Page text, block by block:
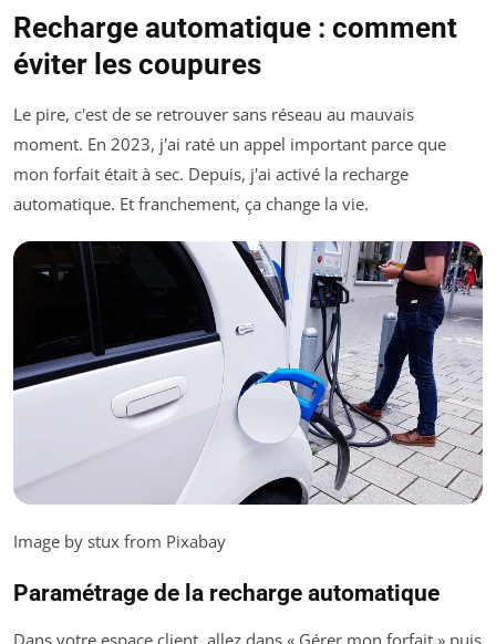
Recharge automatique : comment
éviter les coupures
Le pire, c'est de se retrouver sans réseau au mauvais
moment. En 2023, j'ai raté un appel important parce que
mon forfait était à sec. Depuis, j'ai activé la recharge
automatique. Et franchement, ça change la vie.
Image by stux from Pixabay
Paramétrage de la recharge automatique